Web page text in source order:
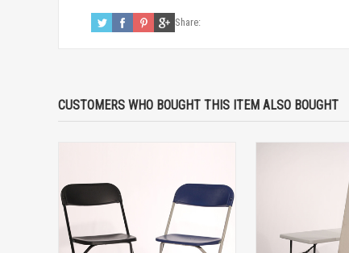
Share:
CUSTOMERS WHO BOUGHT THIS ITEM ALSO BOUGHT